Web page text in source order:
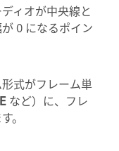
ィオが中央線と
0 になるポイン
式がフレーム単
など）に、フレ
。